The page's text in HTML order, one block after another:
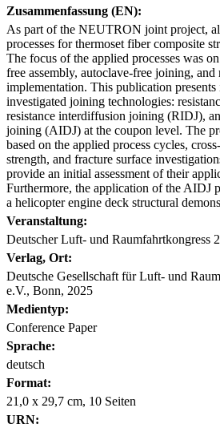
Zusammenfassung (EN):
As part of the NEUTRON joint project,
processes for thermoset fiber composite
The focus of the applied processes was
free assembly, autoclave-free joining, and
implementation. This publication
investigated joining technologies:
resistance interdiffusion joining (RIDJ),
joining (AIDJ) at the coupon level. The
based on the applied process cycles,
strength, and fracture surface
provide an initial assessment of their
Furthermore, the application of the AIDJ
a helicopter engine deck structural
Veranstaltung:
Deutscher Luft- und Raumfahrtkongress
Verlag, Ort:
Deutsche Gesellschaft für Luft- und
e.V., Bonn, 2025
Medientyp:
Conference Paper
Sprache:
deutsch
Format:
21,0 x 29,7 cm, 10 Seiten
URN: